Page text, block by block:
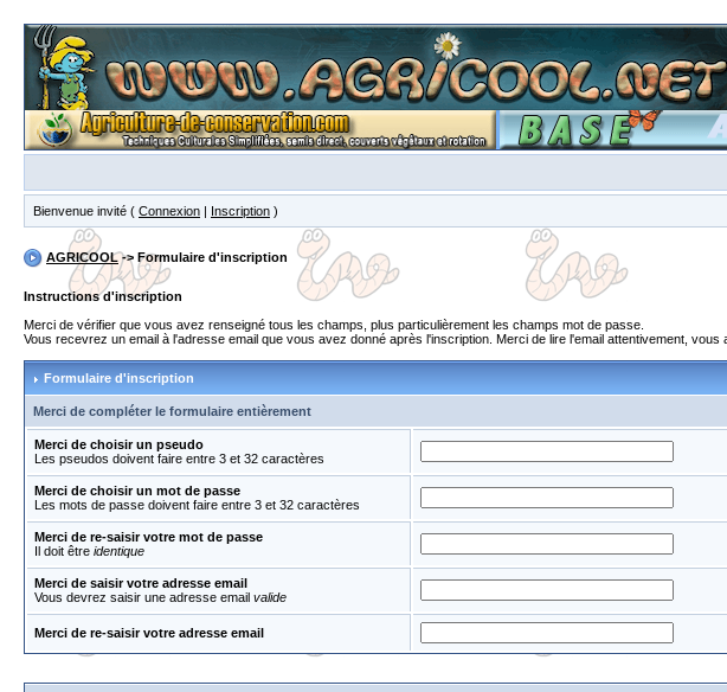
Bienvenue invité ( Connexion | Inscription )
AGRICOOL-> Formulaire d'inscription
Instructions d'inscription
Merci de vérifier que vous avez renseigné tous les champs, plus particulièrement les champs mot de passe.
Vous recevrez un email à l'adresse email que vous avez donné après l'inscription. Merci de lire l'email attentivement,
Formulaire d'inscription
Merci de compléter le formulaire entièrement
Merci de choisir un pseudo
Les pseudos doivent faire entre 3 et 32 caractères
Merci de choisir un mot de passe
Les mots de passe doivent faire entre 3 et 32 caractères
Merci de re-saisir votre mot de passe
Il doit être identique
Merci de saisir votre adresse email
Vous devrez saisir une adresse email valide
Merci de re-saisir votre adresse email